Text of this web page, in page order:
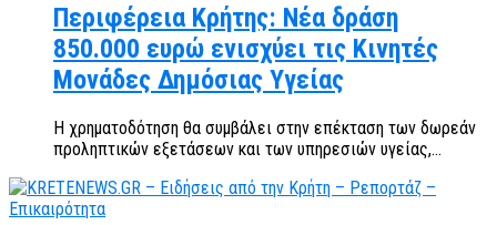
Περιφέρεια Κρήτης: Νέα δράση
850.000 ευρώ ενισχύει τις Κινητές
Μονάδες Δημόσιας Υγείας
Η χρηματοδότηση θα συμβάλει στην επέκταση των δωρεάν
προληπτικών εξετάσεων και των υπηρεσιών υγείας,...